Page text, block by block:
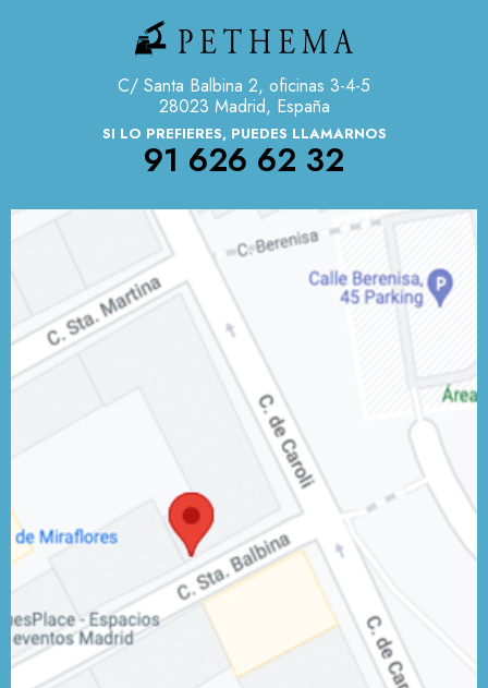
C/ Santa Balbina 2, oficinas 3-4-5
28023 Madrid, España
SI LO PREFIERES, PUEDES LLAMARNOS
91 626 62 32